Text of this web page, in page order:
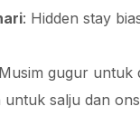
: Hidden stay
gugur untuk
untuk salju dan